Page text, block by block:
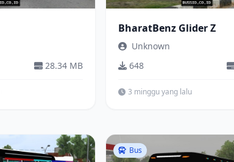
28.34 MB
BharatBenz Glider Z
Unknown
648
3 minggu yang lalu
Bus